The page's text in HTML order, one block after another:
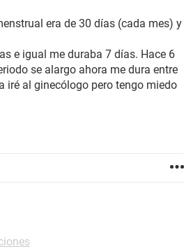
era de 30 días (cada mes) y
e igual me duraba 7 días. Hace 6
se alargo ahora me dura entre
iré al ginecólogo pero tengo miedo